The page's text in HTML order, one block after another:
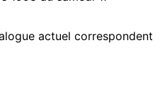
actuel correspondent